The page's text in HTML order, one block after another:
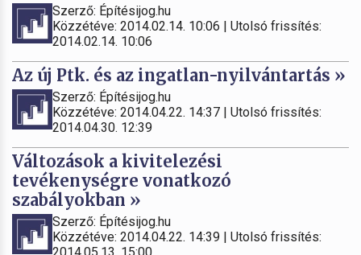
Szerző: Építésijog.hu
Közzétéve: 2014.02.14. 10:06 | Utolsó frissítés:
2014.02.14. 10:06
Az új Ptk. és az ingatlan-nyilvántartás »
Szerző: Építésijog.hu
Közzétéve: 2014.04.22. 14:37 | Utolsó frissítés:
2014.04.30. 12:39
Változások a kivitelezési
tevékenységre vonatkozó
szabályokban »
Szerző: Építésijog.hu
Közzétéve: 2014.04.22. 14:39 | Utolsó frissítés:
2014.05.13. 15:00